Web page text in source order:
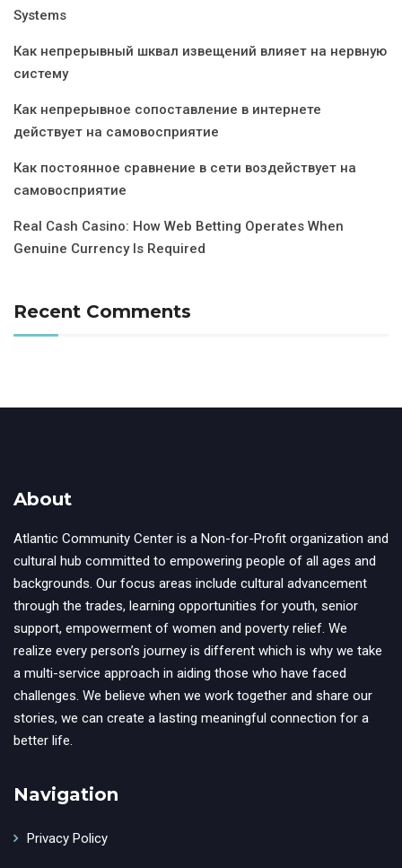
Systems
Как непрерывный шквал извещений влияет на нервную
систему
Как непрерывное сопоставление в интернете
действует на самовосприятие
Как постоянное сравнение в сети воздействует на
самовосприятие
Real Cash Casino: How Web Betting Operates When
Genuine Currency Is Required
Recent Comments
About
Atlantic Community Center is a Non-for-Profit organization and
cultural hub committed to empowering people of all ages and
backgrounds. Our focus areas include cultural advancement
through the trades, learning opportunities for youth, senior
support, empowerment of women and poverty relief. We
realize every person’s journey is different which is why we take
a multi-service approach in aiding those who have faced
challenges. We believe when we work together and share our
stories, we can create a lasting meaningful connection for a
better life.
Navigation
Privacy Policy